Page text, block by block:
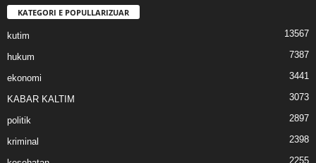
KATEGORI E POPULLARIZUAR
kutim 13567
hukum 7387
ekonomi 3441
KABAR KALTIM 3073
politik 2897
kriminal 2398
2255